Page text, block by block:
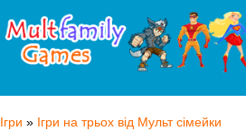
Ігри » Ігри на трьох від Мульт сімейки